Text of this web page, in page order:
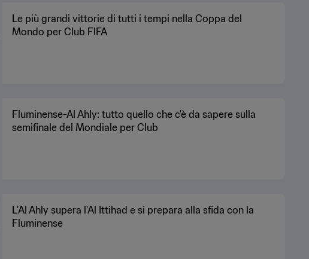
Le più grandi vittorie di tutti i tempi nella Coppa del
Mondo per Club FIFA
Fluminense-Al Ahly: tutto quello che c'è da sapere sulla
semifinale del Mondiale per Club
L'Al Ahly supera l'Al Ittihad e si prepara alla sfida con la
Fluminense